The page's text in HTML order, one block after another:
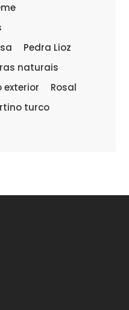
Pedra Lioz
naturais
exterior
Rosal
turco